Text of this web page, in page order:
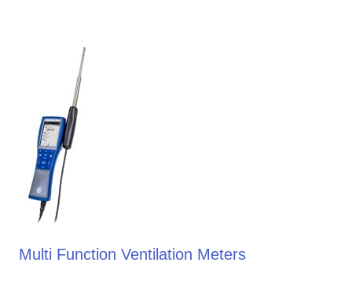
Multi Function Ventilation Meters